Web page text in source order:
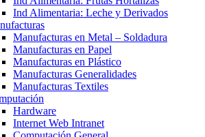
Ind Alimentaria: Leche y Derivados
Manufacturas en Metal – Soldadura
Manufacturas en Papel
Manufacturas en Plástico
Manufacturas Generalidades
Manufacturas Textiles
Hardware
Internet Web Intranet